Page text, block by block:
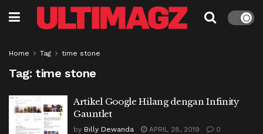
Home Tag time stone
Tag: time stone
Artikel Google Hilang dengan Infinity
Gauntlet
by Billy Dewanda APRIL 28, 2019 0